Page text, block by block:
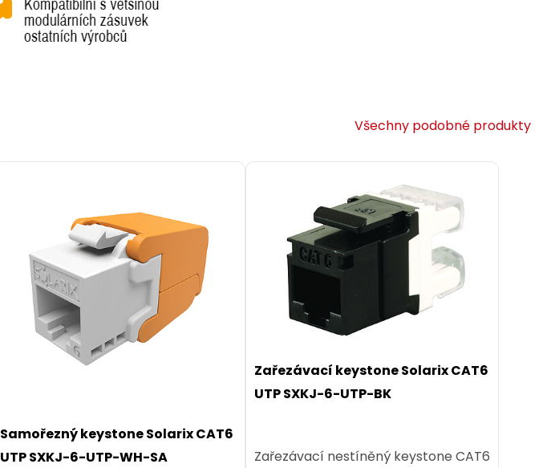
Všechny podobné produkty
Samořezný keystone Solarix CAT6
UTP SXKJ-6-UTP-WH-SA
Zařezávací keystone Solarix CAT6
UTP SXKJ-6-UTP-BK
Zařezávací nestíněný keystone CAT6